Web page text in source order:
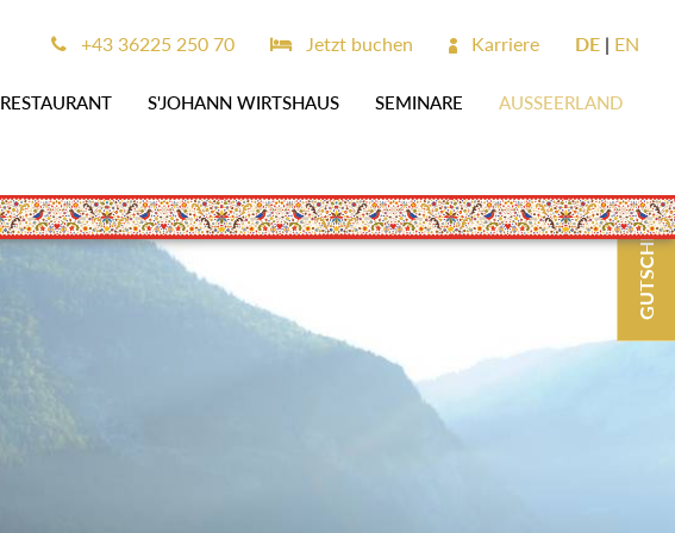
RESTAURANT S'JOHANN WIRTSHAUS SEMINARE AUSSEERLAND
+43 36225 250 70 Jetzt buchen Karriere DE EN
GUTSCHEINE